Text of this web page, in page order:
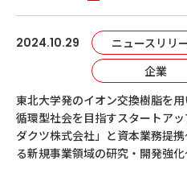
2024.10.29
ニュースリリ
企業
東北大学発のイオン交換樹脂を
循環型社会を目指すスタートア
ダクツ株式会社」と資本業務提
る新規事業領域の研究・開発強化